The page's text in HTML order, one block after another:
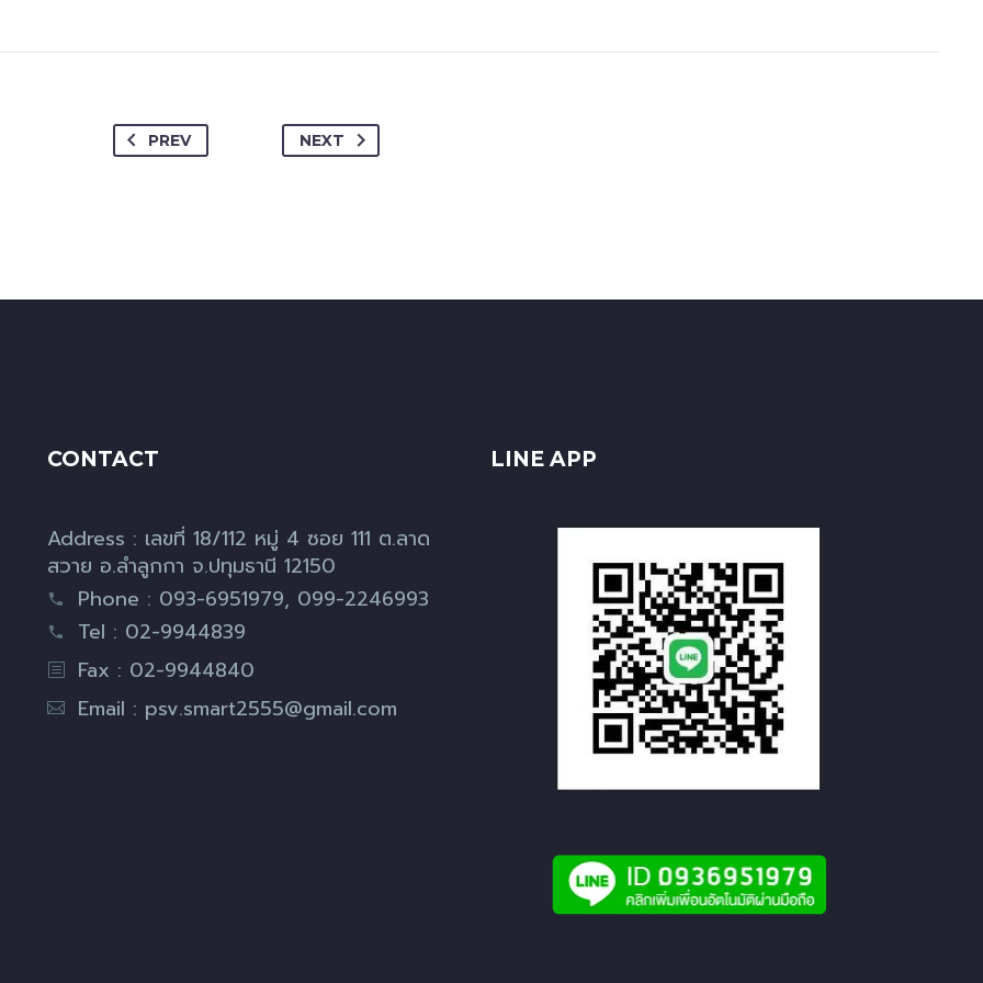
PREV NEXT
CONTACT
Address : เลขที่ 18/112 หมู่ 4 ซอย 111 ต.ลาด
สวาย อ.ลำลูกกา จ.ปทุมธานี 12150
Phone : 093-6951979, 099-2246993
Tel : 02-9944839
Fax : 02-9944840
Email : psv.smart2555@gmail.com
LINE APP